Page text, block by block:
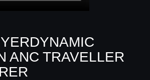
ANC TRAVELLER